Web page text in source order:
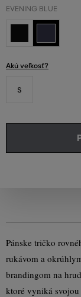
EVENING BLUE
Akú veľkosť?
S
Pánske tričko
rukávom a
brandingom na
ktoré vyniká